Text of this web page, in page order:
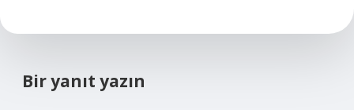
Bir yanıt yazın